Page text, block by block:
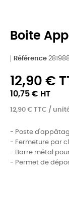
Boite
Référence
12,90 €
10,75 € HT
12,90 € TTC /
- Poste
- Fermeture par
- Barre métal
- Permet de